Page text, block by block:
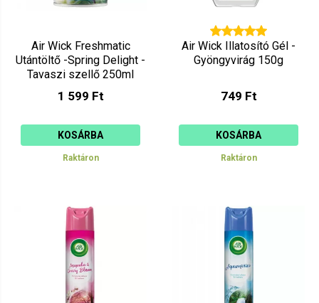
Air Wick Freshmatic
Utántöltő -Spring Delight -
Tavaszi szellő 250ml
1 599 Ft
KOSÁRBA
Raktáron
Air Wick Illatosító Gél -
Gyöngyvirág 150g
749 Ft
KOSÁRBA
Raktáron